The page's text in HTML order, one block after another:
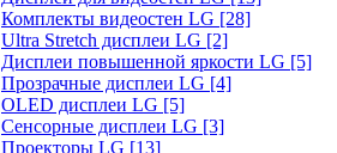
Комплекты видеостен LG [28]
Ultra Stretch дисплеи LG [2]
Дисплеи повышенной яркости LG [5]
Прозрачные дисплеи LG [4]
OLED дисплеи LG [5]
Сенсорные дисплеи LG [3]
Проекторы LG [13]